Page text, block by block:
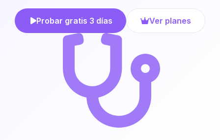
Probar gratis 3 días Ver planes